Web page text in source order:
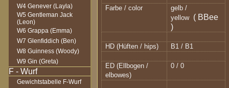
W4 Genever (Layla)
W5 Gentleman Jack
(Leon)
W6 Grappa (Emma)
W7 Glenfiddich (Ben)
W8 Guinness (Woody)
W9 Gin (Greta)
Gewichtstabelle F-Wurf
Farbe / color
gelb /
yellow ( BBee
)
HD (Hüften / hips) B1 / B1
ED (Ellbogen /
elbowes)
0 / 0